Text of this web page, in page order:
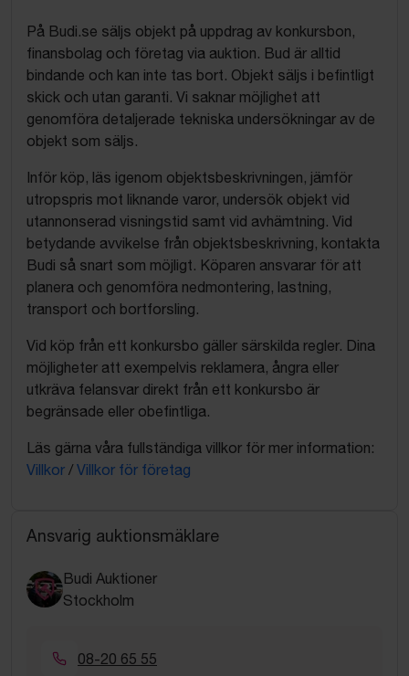
På Budi.se säljs objekt på uppdrag av konkursbon,
finansbolag och företag via auktion. Bud är alltid
bindande och kan inte tas bort. Objekt säljs i befintligt
skick och utan garanti. Vi saknar möjlighet att
genomföra detaljerade tekniska undersökningar av de
objekt som säljs.
Inför köp, läs igenom objektsbeskrivningen, jämför
utropspris mot liknande varor, undersök objekt vid
utannonserad visningstid samt vid avhämtning. Vid
betydande avvikelse från objektsbeskrivning, kontakta
Budi så snart som möjligt. Köparen ansvarar för att
planera och genomföra nedmontering, lastning,
transport och bortforsling.
Vid köp från ett konkursbo gäller särskilda regler. Dina
möjligheter att exempelvis reklamera, ångra eller
utkräva felansvar direkt från ett konkursbo är
begränsade eller obefintliga.
Läs gärna våra fullständiga villkor för mer information:
Villkor / Villkor för företag
Ansvarig auktionsmäklare
Budi Auktioner
Stockholm
08-20 65 55